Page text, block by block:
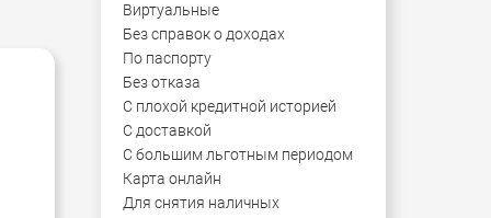
Виртуальные
Без справок о доходах
По паспорту
Без отказа
С плохой кредитной историей
С доставкой
С большим льготным периодом
Карта онлайн
Для снятия наличных